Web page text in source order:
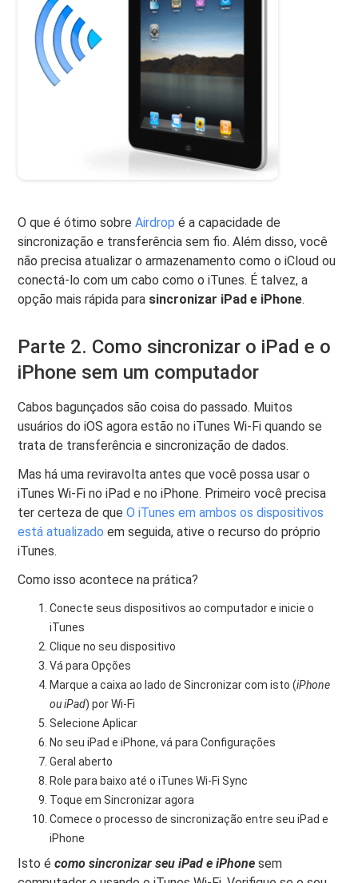
O que é ótimo sobreAirdrop é a capacidade de
sincronização e transferência sem fio. Além disso, você
não precisa atualizar o armazenamento como o iCloud ou
conectá-lo com um cabo como o iTunes. É talvez, a
opção mais rápida para sincronizar iPad e iPhone.
Parte 2. Como sincronizar o iPad e o
iPhone sem um computador
Cabos bagunçados são coisa do passado. Muitos
usuários do iOS agora estão no iTunes Wi-Fi quando se
trata de transferência e sincronização de dados.
Mas há uma reviravolta antes que você possa usar o
iTunes Wi-Fi no iPad e no iPhone. Primeiro você precisa
ter certeza de queO iTunes em ambos os dispositivos
está atualizado em seguida, ative o recurso do próprio
iTunes.
Como isso acontece na prática?
Conecte seus dispositivos ao computador e inicie o
iTunes
Clique no seu dispositivo
Vá para Opções
Marque a caixa ao lado de Sincronizar com isto (iPhone
ou iPad) por Wi-Fi
Selecione Aplicar
No seu iPad e iPhone, vá para Configurações
Geral aberto
Role para baixo até o iTunes Wi-Fi Sync
Toque em Sincronizar agora
Comece o processo de sincronização entre seu iPad e
iPhone
Isto écomo sincronizar seu iPad e iPhone sem